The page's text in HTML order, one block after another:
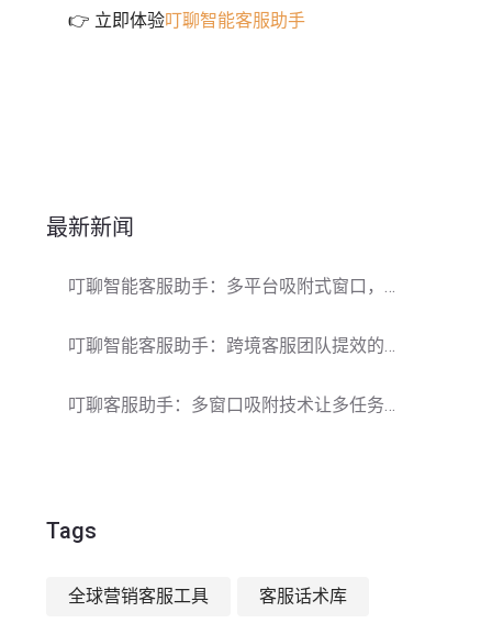
👉 立即体验叮聊智能客服助手
最新新闻
叮聊智能客服助手：多平台吸附式窗口，让全球客服高效回复更轻松
叮聊智能客服助手：跨境客服团队提效的多平台吸附利器
叮聊客服助手：多窗口吸附技术让多任务客服更高效
Tags
全球营销客服工具 客服话术库